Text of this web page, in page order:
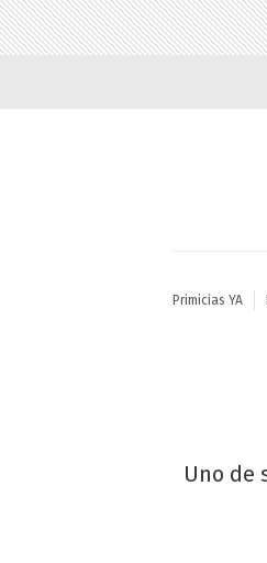
Primicias YA
Uno de